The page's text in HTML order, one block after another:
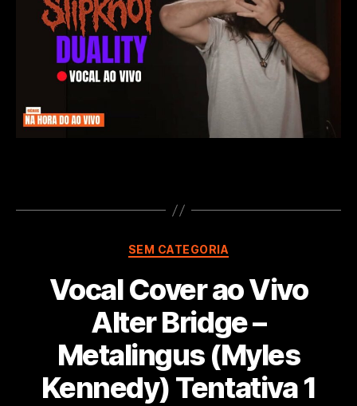
–
Duality
(Corey
Taylor)
Categorias
SEM CATEGORIA
Vocal Cover ao Vivo
Alter Bridge –
Metalingus (Myles
Kennedy) Tentativa 1